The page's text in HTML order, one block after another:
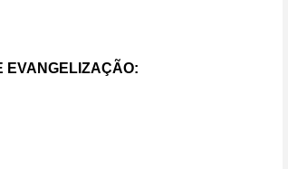
EVANGELIZAÇÃO: